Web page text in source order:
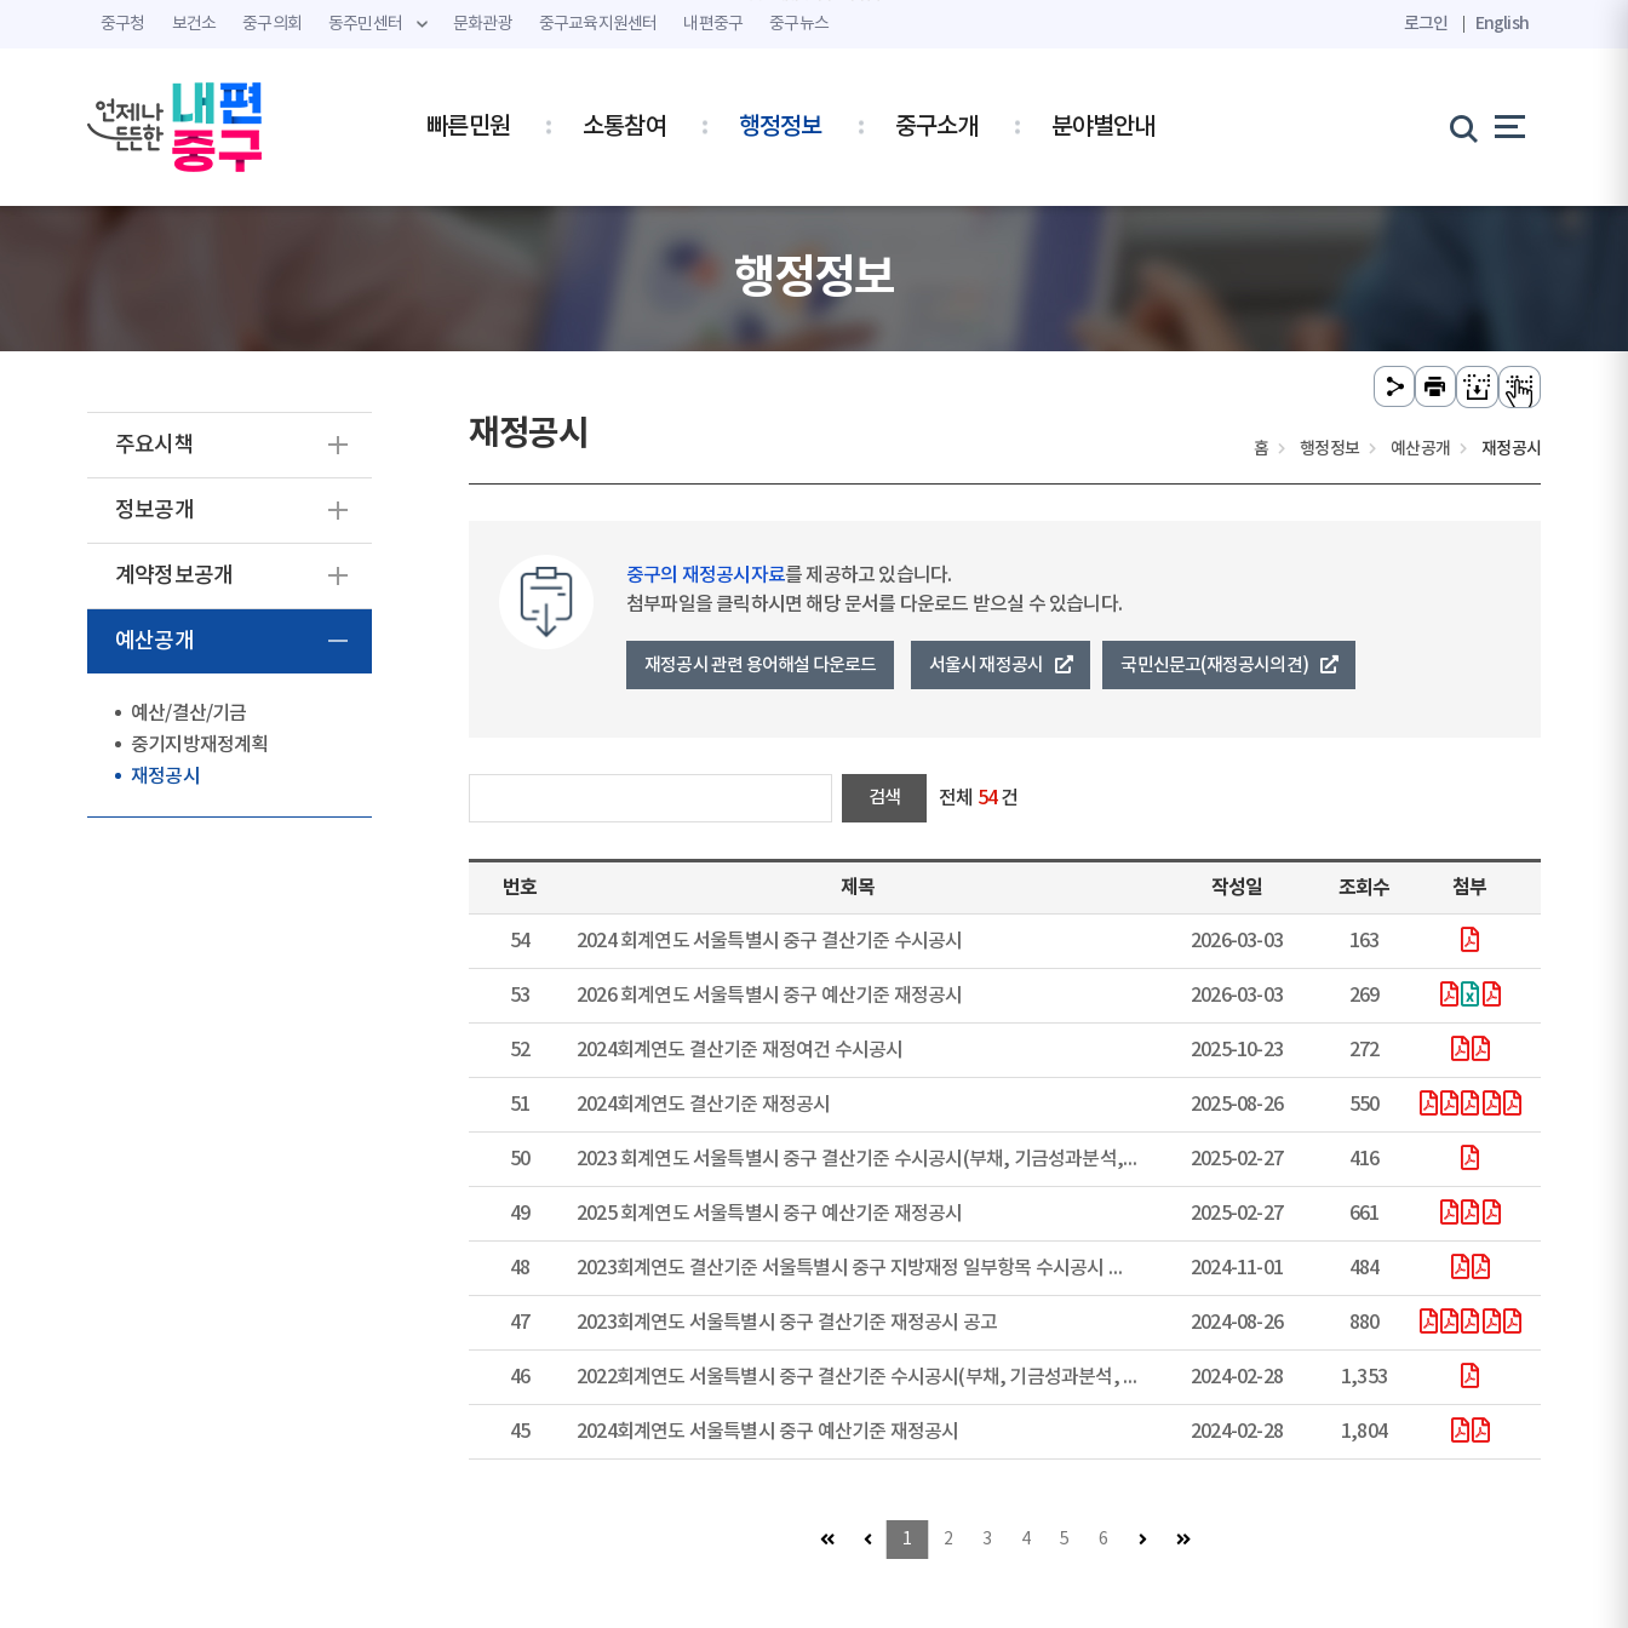
중구청 보건소 중구의회 동주민센터 문화관광 중구교육지원센터 내편중구 중구뉴스 로그인 English
빠른민원 소통참여 행정정보 중구소개 분야별안내
행정정보
주요시책
정보공개
계약정보공개
예산공개
예산/결산/기금
중기지방재정계획
재정공시
재정공시 홈 행정정보 예산공개 재정공시
중구의 재정공시자료를 제공하고 있습니다.
첨부파일을 클릭하시면 해당 문서를 다운로드 받으실 수 있습니다.
재정공시 관련 용어해설 다운로드 서울시 재정공시 국민신문고(재정공시의견)
전체 54 건
번호 제목 작성일 조회수 첨부
54 2024 회계연도 서울특별시 중구 결산기준 수시공시 2026-03-03 163
53 2026 회계연도 서울특별시 중구 예산기준 재정공시 2026-03-03 269
52 2024회계연도 결산기준 재정여건 수시공시 2025-10-23 272
51 2024회계연도 결산기준 재정공시 2025-08-26 550
50 2023 회계연도 서울특별시 중구 결산기준 수시공시(부채, 기금성과분석, 재정분석) 2025-02-27 416
49 2025 회계연도 서울특별시 중구 예산기준 재정공시 2025-02-27 661
48 2023회계연도 결산기준 서울특별시 중구 지방재정 일부항목 수시공시 공고 2024-11-01 484
47 2023회계연도 서울특별시 중구 결산기준 재정공시 공고 2024-08-26 880
46 2022회계연도 서울특별시 중구 결산기준 수시공시(부채, 기금성과분석, 재정분석) 2024-02-28 1,353
45 2024회계연도 서울특별시 중구 예산기준 재정공시 2024-02-28 1,804
첫 페이지 (이동불가)
이전 페이지 (이동불가)
1 2 3 4 5 6 다음 페이지 (이동불가)
마지막 페이지